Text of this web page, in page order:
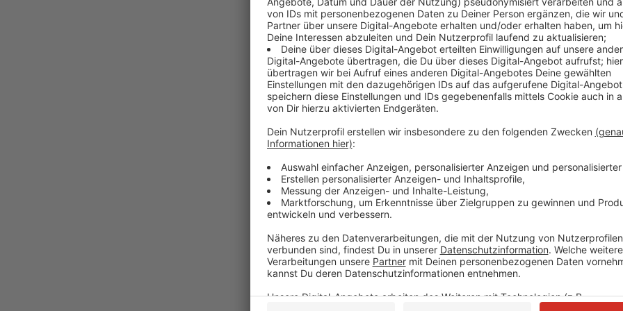
Comedy
Der Atzeventskalender -
Geschenke
Anzeige
Das ist der Atzeventskalender
Anzeige
Wir öffnen mit euch jeden Tag ein Türchen. Dazu
Türchensteher organisiert. Atze Schröder bringt
frei Haus. Lustig, (be)sinnlich und mit Locken. Und